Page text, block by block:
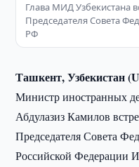
Глава МИД Узбекистана
Председателя Совета
РФ
Ташкент, Узбекистан
Министр иностранных
Абдулазиз Камилов
Председателя Совета
Российской Федерации